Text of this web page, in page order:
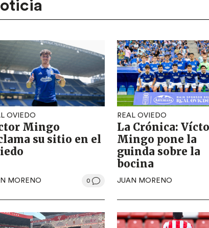
OVIEDO
Mingo
su sitio en el
MORENO 0
REAL OVIEDO
La Crónica:
Mingo pone la
guinda sobre la
bocina
JUAN MORENO